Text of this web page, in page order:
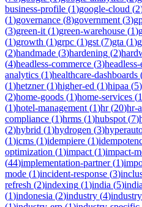
business-profile (1)google-cloud (2
(1)governance (8)government (3)
(3)green-it (1)green-warehouse (1)
(1)growth (1)grpc (1)gst (7)gta (1)
(2)handmade (3)hardening (2)
(4)headless-commerce (3)
analytics (1)healthcare-dashboards
(1)hetzner(1)higher-ed (1)hipaa (5)
(2)home-goods (1)home-services (1
(1)hotel-management (1)hr(20)hr-
compliance (1)hrms (1)hubspot (7)
(2)hybrid (1)hydrogen (3)
(1)icms (1)idempiere (1)
optimization (1)impact (1)impact-
(44)implementation-partner(1)
mode (1)incident-response (3)
refresh (2)indexing (1)india (5)
(1)indonesia (2)industry (4)